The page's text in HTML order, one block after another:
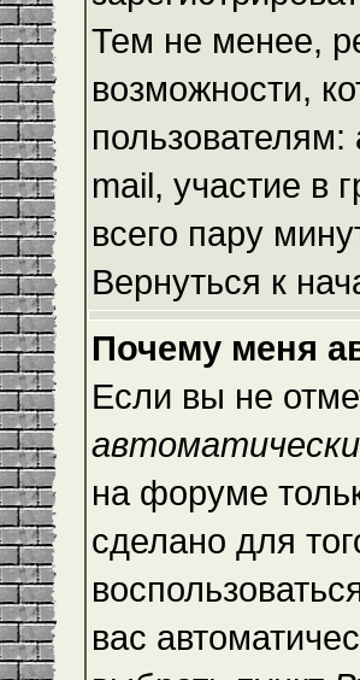
Тем не менее,
возможности,
mail, участие в
всего пару
Вернуться к
Почему меня
Если вы не
автоматически
на форуме
сделано для
вас